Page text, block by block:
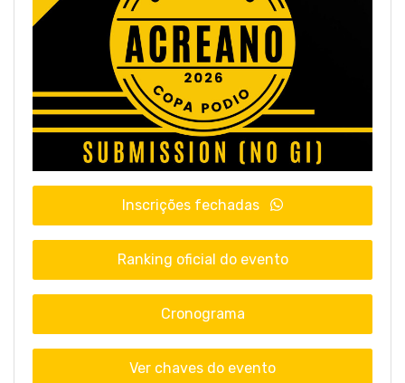
Inscrições fechadas
Ranking oficial do evento
Cronograma
Ver chaves do evento